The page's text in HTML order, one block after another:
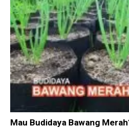
Mau Budidaya Bawang